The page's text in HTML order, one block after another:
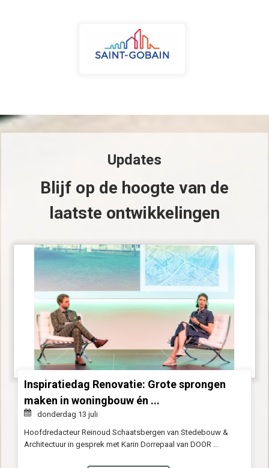
Updates
Blijf op de hoogte van de
laatste ontwikkelingen
Inspiratiedag Renovatie: Grote sprongen
maken in woningbouw én ...
donderdag 13 juli
Hoofdredacteur Reinoud Schaatsbergen van Stedebouw &
Architectuur in gesprek met Karin Dorrepaal van DOOR ...